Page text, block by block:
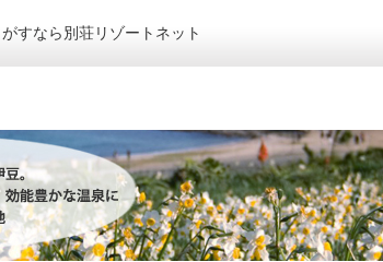
すなら別荘リゾートネット